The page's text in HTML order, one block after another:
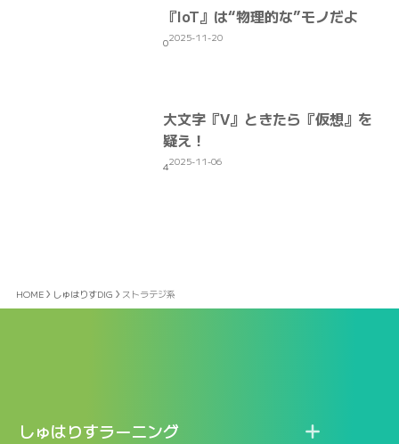
『IoT』は“物理的な”モノだよ
02025-11-20
大文字『V』ときたら『仮想』を
疑え！
42025-11-06
HOME しゅはりすDIG ストラテジ系
しゅはりすラーニング